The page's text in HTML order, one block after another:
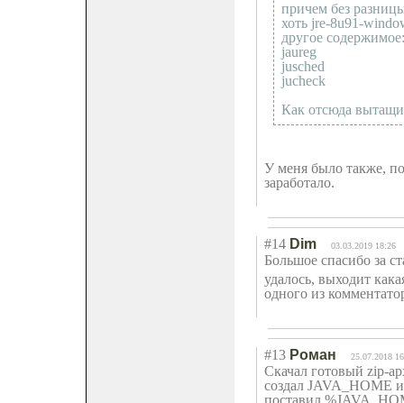
причем без
хоть jre-8u91-
другое содержимое:
jaureg
jusched
jucheck
Как отсюда
У меня было также,
заработало.
#14 Dim 03.03.2019 18:26
Большое спасибо за
удалось, выходит
одного из
#13 Роман 25.07.2018
Скачал готовый zip-
создал JAVA_HOME